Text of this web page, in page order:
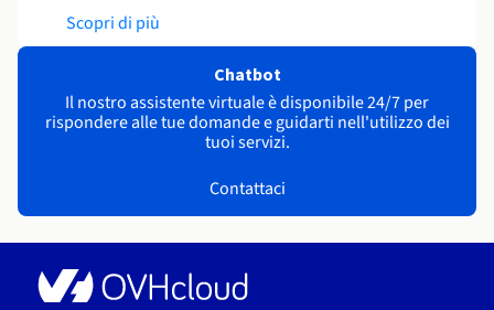
Scopri di più
Chatbot
Il nostro assistente virtuale è disponibile 24/7 per
rispondere alle tue domande e guidarti nell'utilizzo dei
tuoi servizi.
Contattaci